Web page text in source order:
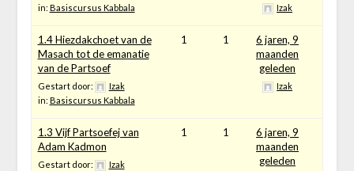
in: Basiscursus Kabbala Izak
1.4 Hiezdakchoet van de
Masach tot de emanatie
van de Partsoef
Gestart door:
Izak
in: Basiscursus Kabbala
1 1
6 jaren, 9
maanden
geleden
Izak
1.3 Vijf Partsoefej van
Adam Kadmon
Gestart door:
Izak
1 1
6 jaren, 9
maanden
geleden